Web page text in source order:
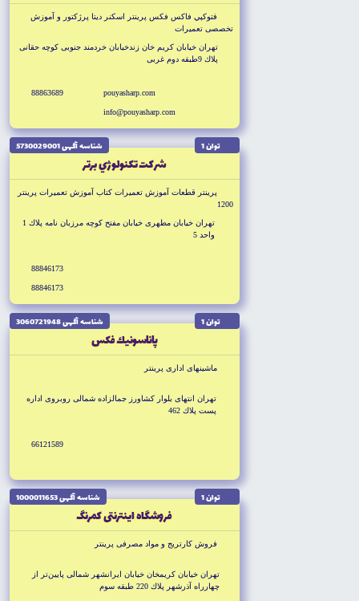
فتوكپي فاكس فكس پرينتر اسكنر ديتا پرژكتور و آموزش
تخصصى تعميرات
تهران خيابان كريم خان زندخيابان خردمند جنوبى كوچه حقانى
پلاك 9طبقه دوم غربى
pouyasharp.com
info@pouyasharp.com
88863689
توان 1 شناسه آگهى 5730029001
شركت تكنولوژي برتر
پرينتر قطعات آموزش تعميرات كتاب آموزش تعميرات پرينتر
1200
تهران خيابان مطهرى خيابان مفتح كوچه مرزبان نامه پلاك 1
واحد 5
88846173
88846173
توان 1 شناسه آگهى 3060721948
پاناسونيك فكس
ماشينهاى ادارى پرينتر
تهران انتهاى بلوار كشاورز جمالزاده شمالى روبروى اداره
پست پلاك 462
66121589
توان 1 شناسه آگهى 1000011653
فروشگاه اينترنتى كمرنگ
فروش كارتريج و مواد مصرفى پرينتر
تهران خيابان كريمخان خيابان ايرانشهر شمالى پايين‌تر از
چهارراه آذرشهر پلاك 220 طبقه سوم